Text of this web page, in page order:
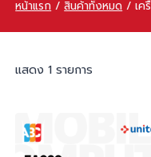
หน้าแรก / สินค้าทั้งหมด / เค
แสดง 1 รายการ